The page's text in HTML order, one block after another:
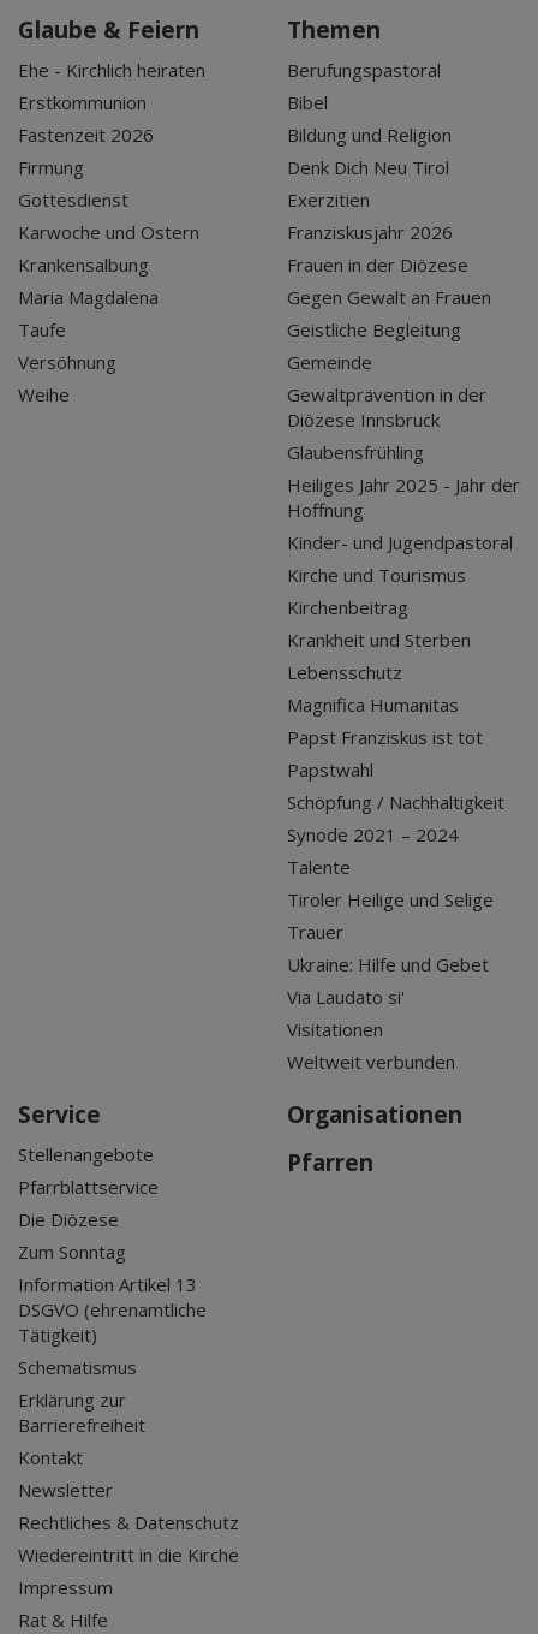
Glaube & Feiern
Ehe - Kirchlich heiraten
Erstkommunion
Fastenzeit 2026
Firmung
Gottesdienst
Karwoche und Ostern
Krankensalbung
Maria Magdalena
Taufe
Versöhnung
Weihe
Themen
Berufungspastoral
Bibel
Bildung und Religion
Denk Dich Neu Tirol
Exerzitien
Franziskusjahr 2026
Frauen in der Diözese
Gegen Gewalt an Frauen
Geistliche Begleitung
Gemeinde
Gewaltprävention in der
Diözese Innsbruck
Glaubensfrühling
Heiliges Jahr 2025 - Jahr der
Hoffnung
Kinder- und Jugendpastoral
Kirche und Tourismus
Kirchenbeitrag
Krankheit und Sterben
Lebensschutz
Magnifica Humanitas
Papst Franziskus ist tot
Papstwahl
Schöpfung / Nachhaltigkeit
Synode 2021 – 2024
Talente
Tiroler Heilige und Selige
Trauer
Ukraine: Hilfe und Gebet
Via Laudato si'
Visitationen
Weltweit verbunden
Service
Stellenangebote
Pfarrblattservice
Die Diözese
Zum Sonntag
Information Artikel 13
DSGVO (ehrenamtliche
Tätigkeit)
Schematismus
Erklärung zur
Barrierefreiheit
Kontakt
Newsletter
Rechtliches & Datenschutz
Wiedereintritt in die Kirche
Impressum
Rat & Hilfe
Organisationen
Pfarren